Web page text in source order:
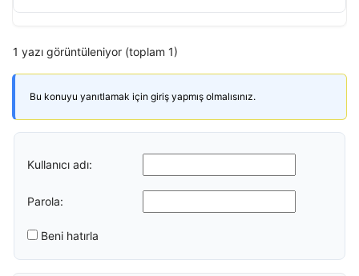
1 yazı görüntüleniyor (toplam 1)
Bu konuyu yanıtlamak için giriş yapmış olmalısınız.
Kullanıcı adı:
Parola:
Beni hatırla